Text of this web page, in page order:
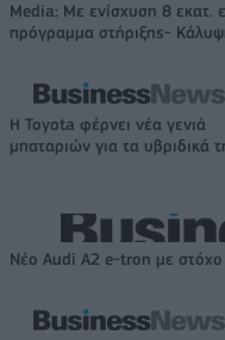
Media: Με ενίσχυση 8 εκατ.
πρόγραμμα στήριξης-
Η Toyota φέρνει νέα γενιά
μπαταριών για τα υβριδικά
Νέο Audi A2 e-tron με στόχο